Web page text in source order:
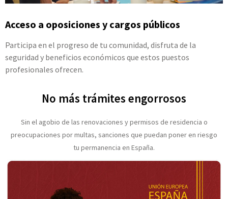
Acceso a oposiciones y cargos públicos
Participa en el progreso de tu comunidad, disfruta de la
seguridad y beneficios económicos que estos puestos
profesionales ofrecen.
No más trámites engorrosos
Sin el agobio de las renovaciones y permisos de residencia o
preocupaciones por multas, sanciones que puedan poner en riesgo
tu permanencia en España.